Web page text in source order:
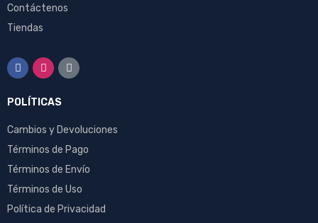
Contáctenos
Tiendas
POLÍTICAS
Cambios y Devoluciones
Términos de Pago
Términos de Envío
Términos de Uso
Política de Privacidad